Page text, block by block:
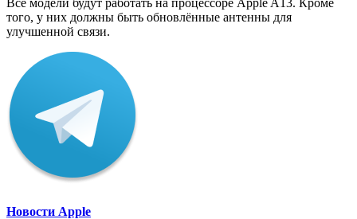
Все модели будут работать на процессоре Apple A13. Кроме
того, у них должны быть обновлённые антенны для
улучшенной связи.
Новости Apple